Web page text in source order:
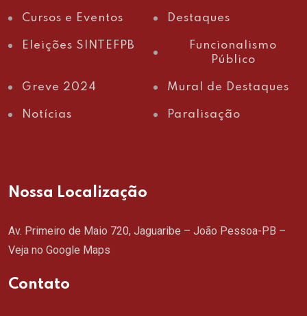
Cursos e Eventos Destaques
Eleições SINTEFPB
Funcionalismo
Público
Greve 2024 Mural de Destaques
Notícias Paralisação
Nossa Localização
Av. Primeiro de Maio 720, Jaguaribe – João Pessoa-PB –
Veja no Google Maps
Contato